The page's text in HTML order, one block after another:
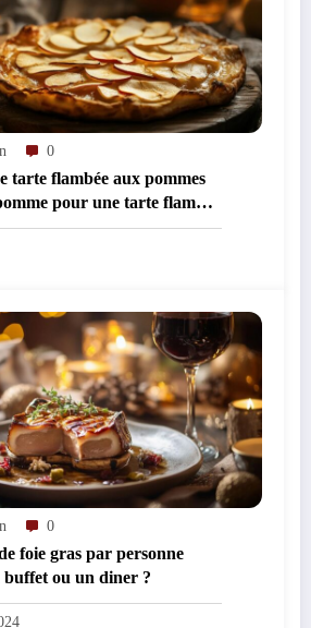
0
tarte flambée aux pommes
pour une tarte flambée
0
foie gras par personne
ou un diner ?